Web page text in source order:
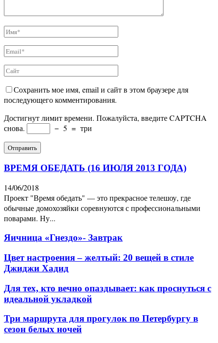
Сохранить мое имя, email и сайт в этом браузере для
последующего комментирования.
Достигнут лимит времени. Пожалуйста, введите CAPTCHA
снова.
− 5 = три
ВРЕМЯ ОБЕДАТЬ (16 ИЮЛЯ 2013 ГОДА)
14/06/2018
Проект "Время обедать" — это прекрасное телешоу, где
обычные домохозяйки соревнуются с профессиональными
поварами. Ну...
Яичница «Гнездо»- Завтрак
Цвет настроения – желтый: 20 вещей в стиле
Джиджи Хадид
Для тех, кто вечно опаздывает: как проснуться с
идеальной укладкой
Три маршрута для прогулок по Петербургу в
сезон белых ночей